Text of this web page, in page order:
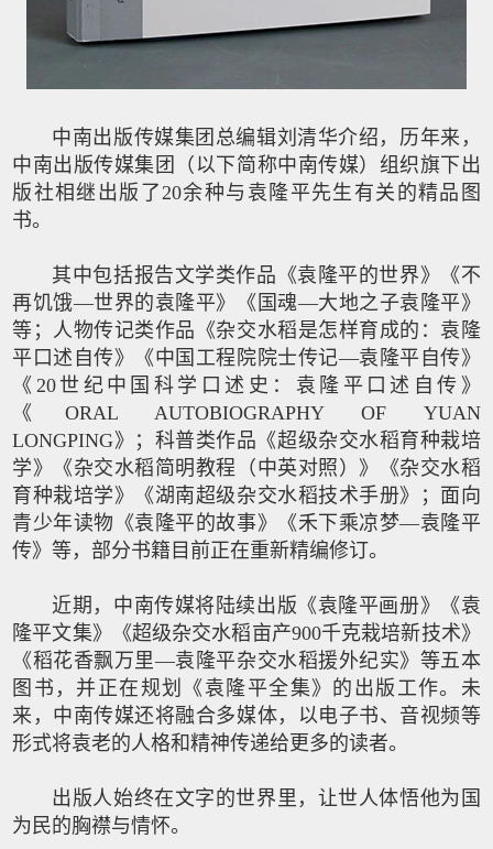
中南出版传媒集团总编辑刘清华介绍，历年来，
中南出版传媒集团（以下简称中南传媒）组织旗下出
版社相继出版了20余种与袁隆平先生有关的精品图
书。
其中包括报告文学类作品《袁隆平的世界》《不
再饥饿—世界的袁隆平》《国魂—大地之子袁隆平》
等；人物传记类作品《杂交水稻是怎样育成的：袁隆
平口述自传》《中国工程院院士传记—袁隆平自传》
《20世纪中国科学口述史：袁隆平口述自传》
《ORAL AUTOBIOGRAPHY OF YUAN
LONGPING》；科普类作品《超级杂交水稻育种栽培
学》《杂交水稻简明教程（中英对照）》《杂交水稻
育种栽培学》《湖南超级杂交水稻技术手册》；面向
青少年读物《袁隆平的故事》《禾下乘凉梦—袁隆平
传》等，部分书籍目前正在重新精编修订。
近期，中南传媒将陆续出版《袁隆平画册》《袁
隆平文集》《超级杂交水稻亩产900千克栽培新技术》
《稻花香飘万里—袁隆平杂交水稻援外纪实》等五本
图书，并正在规划《袁隆平全集》的出版工作。未
来，中南传媒还将融合多媒体，以电子书、音视频等
形式将袁老的人格和精神传递给更多的读者。
出版人始终在文字的世界里，让世人体悟他为国
为民的胸襟与情怀。